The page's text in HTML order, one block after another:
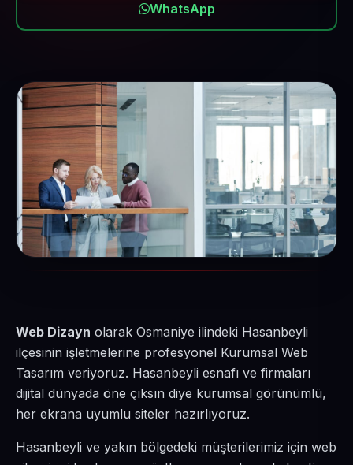
WhatsApp
Web Dizayn olarak Osmaniye ilindeki Hasanbeyli
ilçesinin işletmelerine profesyonel Kurumsal Web
Tasarım veriyoruz. Hasanbeyli esnafı ve firmaları
dijital dünyada öne çıksın diye kurumsal görünümlü,
her ekrana uyumlu siteler hazırlıyoruz.
Hasanbeyli ve yakın bölgedeki müşterilerimiz için web